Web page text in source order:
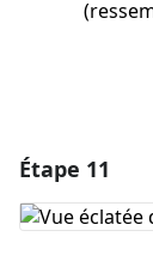
Ajouter
Étape 11